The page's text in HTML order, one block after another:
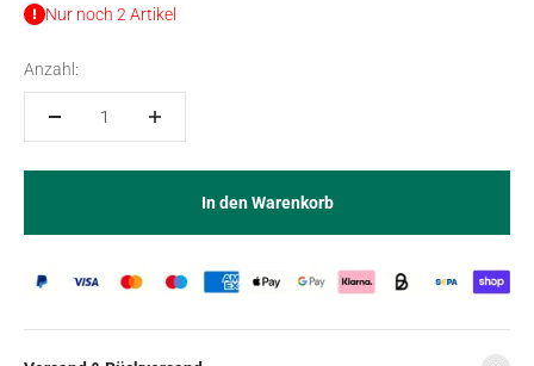
Nur noch 2 Artikel
Anzahl:
In den Warenkorb